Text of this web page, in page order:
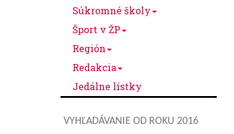
Súkromné školy
Šport v ŽP
Región
Redakcia
Jedálne lístky
VYHĽADÁVANIE OD ROKU 2016